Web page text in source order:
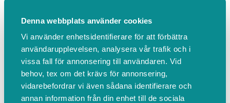
Denna webbplats använder cookies
Vi använder enhetsidentifierare för att förbättra
användarupplevelsen, analysera vår trafik och i
vissa fall för annonsering till användaren. Vid
behov, tex om det krävs för annonsering,
vidarebefordrar vi även sådana identifierare och
annan information från din enhet till de sociala